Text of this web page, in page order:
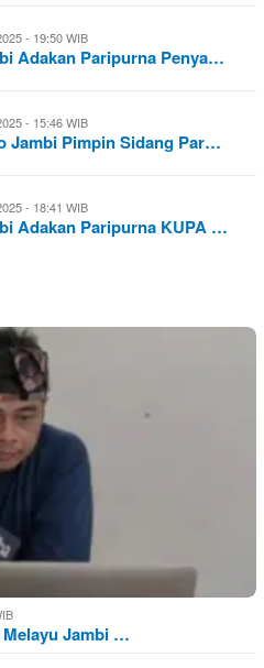
- 19:50 WIB
Adakan Paripurna Penya…
- 15:46 WIB
Jambi Pimpin Sidang Par…
- 18:41 WIB
Adakan Paripurna KUPA …
Jambi …